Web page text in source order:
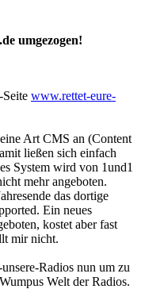
umgezogen!
Seite www.rettet-eure-
Art CMS an (Content
ließen sich einfach
System wird von 1und1
mehr angeboten.
das dortige
Ein neues
kostet aber fast
mir nicht.
Radios nun um zu
Welt der Radios.